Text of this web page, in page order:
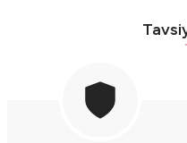
Oval Rose Quartz Gümüş Yüzük